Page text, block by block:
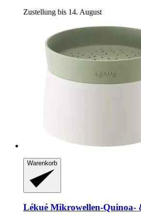
Zustellung bis 14. August
Warenkorb
Lékué Mikrowellen-​Quinoa-​